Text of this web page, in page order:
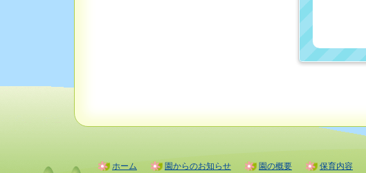
ホーム 園からのお知らせ 園の概要 保育内容